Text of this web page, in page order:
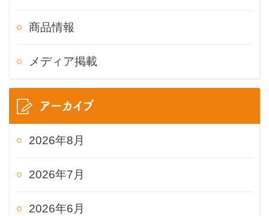
商品情報
メディア掲載
アーカイブ
2026年8月
2026年7月
2026年6月